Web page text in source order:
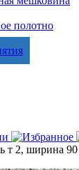
полотно
т 2, ширина 90